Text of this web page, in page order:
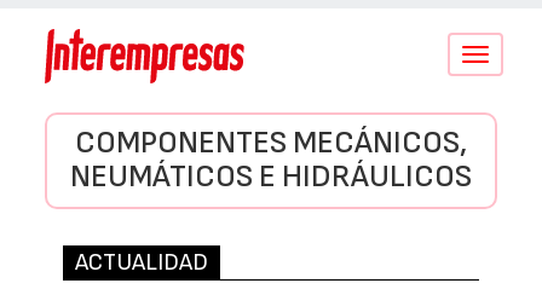
Conmutar
COMPONENTES MECÁNICOS,
NEUMÁTICOS E HIDRÁULICOS
ACTUALIDAD